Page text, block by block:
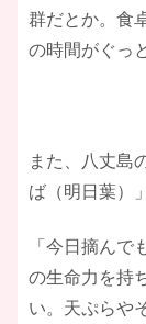
群だとか。食
の時間がぐっ
また、八丈島
ば（明日葉）
「今日摘ん
の生命力を持
い。天ぷらや